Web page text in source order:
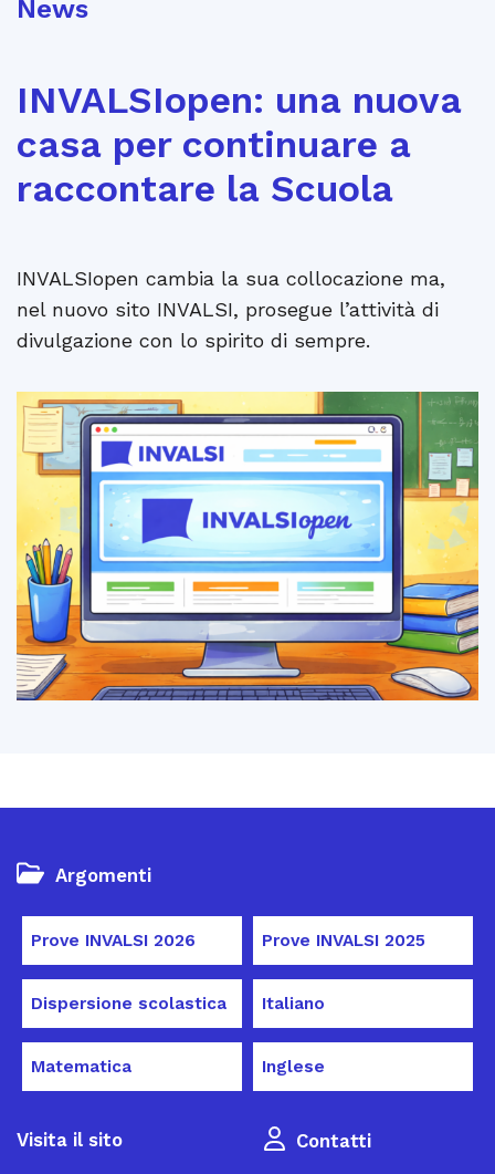
News
INVALSIopen: una nuova
casa per continuare a
raccontare la Scuola
INVALSIopen cambia la sua collocazione ma,
nel nuovo sito INVALSI, prosegue l’attività di
divulgazione con lo spirito di sempre.
Argomenti
Prove INVALSI 2026 Prove INVALSI 2025
Dispersione scolastica Italiano
Matematica Inglese
Visita il sito Contatti